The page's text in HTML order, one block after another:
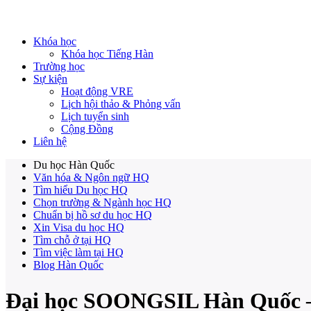
Khóa học
Khóa học Tiếng Hàn
Trường học
Sự kiện
Hoạt động VRE
Lịch hội thảo & Phỏng vấn
Lịch tuyển sinh
Cộng Đồng
Liên hệ
Du học Hàn Quốc
Văn hóa & Ngôn ngữ HQ
Tìm hiểu Du học HQ
Chọn trường & Ngành học HQ
Chuẩn bị hồ sơ du học HQ
Xin Visa du học HQ
Tìm chỗ ở tại HQ
Tìm việc làm tại HQ
Blog Hàn Quốc
Đại học SOONGSIL Hàn Quốc